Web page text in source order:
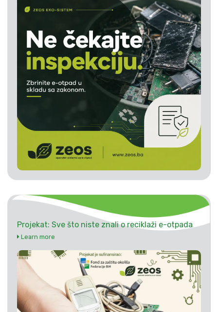
Projekat: Sve što niste znali o reciklaži e-otpada
Learn more